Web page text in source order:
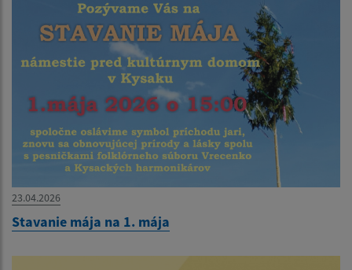
23.04.2026
Stavanie mája na 1. mája